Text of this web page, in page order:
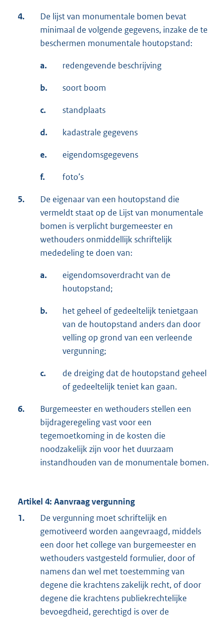
4.
De lijst van monumentale bomen bevat
minimaal de volgende gegevens, inzake de te
beschermen monumentale houtopstand:
a. redengevende beschrijving
b. soort boom
c. standplaats
d. kadastrale gegevens
e. eigendomsgegevens
f. foto’s
5.
De eigenaar van een houtopstand die
vermeldt staat op de Lijst van monumentale
bomen is verplicht burgemeester en
wethouders onmiddellijk schriftelijk
mededeling te doen van:
a.
eigendomsoverdracht van de
houtopstand;
b.
het geheel of gedeeltelijk tenietgaan
van de houtopstand anders dan door
velling op grond van een verleende
vergunning;
c.
de dreiging dat de houtopstand geheel
of gedeeltelijk teniet kan gaan.
6.
Burgemeester en wethouders stellen een
bijdrageregeling vast voor een
tegemoetkoming in de kosten die
noodzakelijk zijn voor het duurzaam
instandhouden van de monumentale bomen.
Artikel 4: Aanvraag vergunning
1.
De vergunning moet schriftelijk en
gemotiveerd worden aangevraagd, middels
een door het college van burgemeester en
wethouders vastgesteld formulier, door of
namens dan wel met toestemming van
degene die krachtens zakelijk recht, of door
degene die krachtens publiekrechtelijke
bevoegdheid, gerechtigd is over de